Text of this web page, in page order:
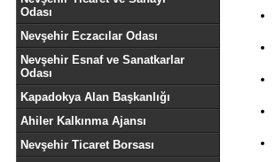
Odası
Nevşehir Eczacılar Odası
Nevşehir Esnaf ve Sanatkarlar
Odası
Kapadokya Alan Başkanlığı
Ahiler Kalkınma Ajansı
Nevşehir Ticaret Borsası